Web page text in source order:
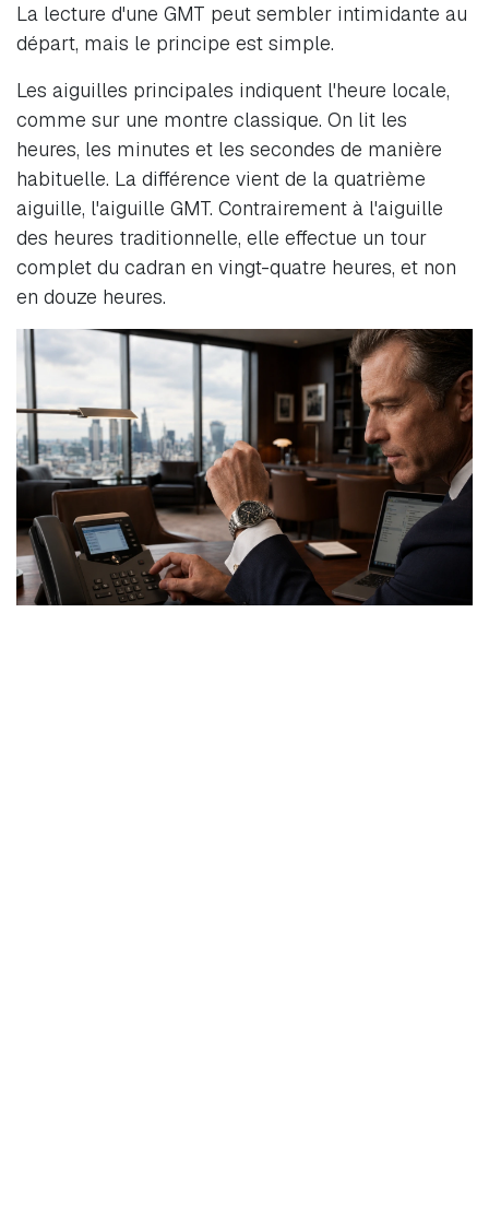
La lecture d'une GMT peut sembler intimidante au
départ, mais le principe est simple.
Les aiguilles principales indiquent l'heure locale,
comme sur une montre classique. On lit les
heures, les minutes et les secondes de manière
habituelle. La différence vient de la quatrième
aiguille, l'aiguille GMT. Contrairement à l'aiguille
des heures traditionnelle, elle effectue un tour
complet du cadran en vingt-quatre heures, et non
en douze heures.